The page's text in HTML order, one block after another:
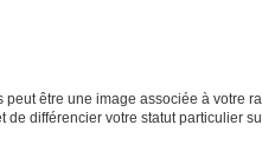
être une image associée à votre
différencier votre statut particulier